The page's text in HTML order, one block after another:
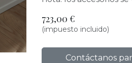
723,00 €
(impuesto incluido)
Contáctanos